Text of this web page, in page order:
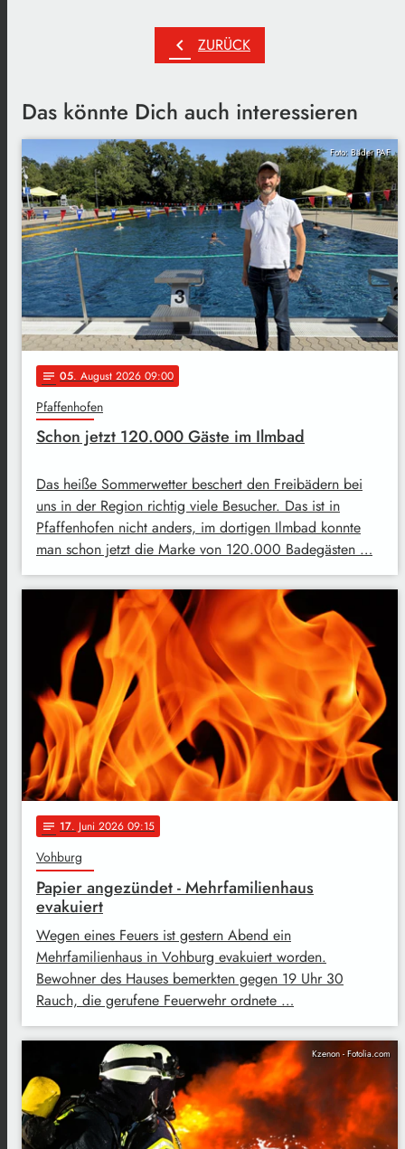
chevron_left ZURÜCK
Das könnte Dich auch interessieren
Foto: Bäder PAF
notes 05. August 2026 09:00
Pfaffenhofen
Schon jetzt 120.000 Gäste im Ilmbad
Das heiße Sommerwetter beschert den Freibädern bei
uns in der Region richtig viele Besucher. Das ist in
Pfaffenhofen nicht anders, im dortigen Ilmbad konnte
man schon jetzt die Marke von 120.000 Badegästen …
notes 17. Juni 2026 09:15
Vohburg
Papier angezündet - Mehrfamilienhaus
evakuiert
Wegen eines Feuers ist gestern Abend ein
Mehrfamilienhaus in Vohburg evakuiert worden.
Bewohner des Hauses bemerkten gegen 19 Uhr 30
Rauch, die gerufene Feuerwehr ordnete …
Kzenon - Fotolia.com